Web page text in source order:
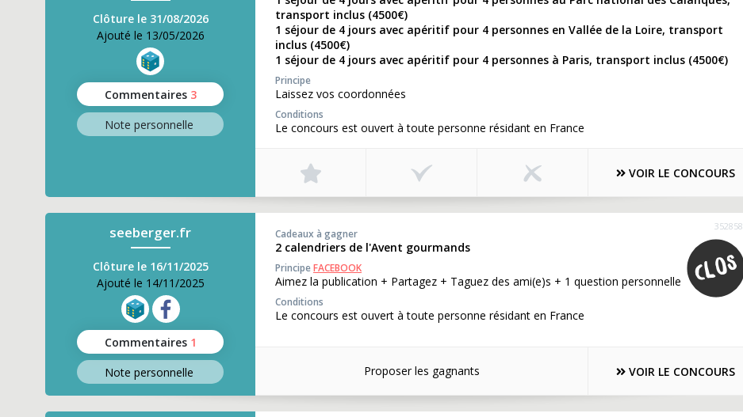
Clôture le 31/08/2026
Ajouté le 13/05/2026
Commentaires 3
Note personnelle
transport inclus (4500€)
1 séjour de 4 jours avec apéritif pour 4 personnes en Vallée de la Loire, transport
inclus (4500€)
1 séjour de 4 jours avec apéritif pour 4 personnes à Paris, transport inclus (4500€)
Principe
Laissez vos coordonnées
Conditions
Le concours est ouvert à toute personne résidant en France
VOIR LE CONCOURS
seeberger.fr
Clôture le 16/11/2025
Ajouté le 14/11/2025
Commentaires 1
Note personnelle
352858
Cadeaux à gagner
2 calendriers de l'Avent gourmands
PrincipeFACEBOOK
Aimez la publication + Partagez + Taguez des ami(e)s + 1 question personnelle
Conditions
Le concours est ouvert à toute personne résidant en France
Proposer les gagnants VOIR LE CONCOURS